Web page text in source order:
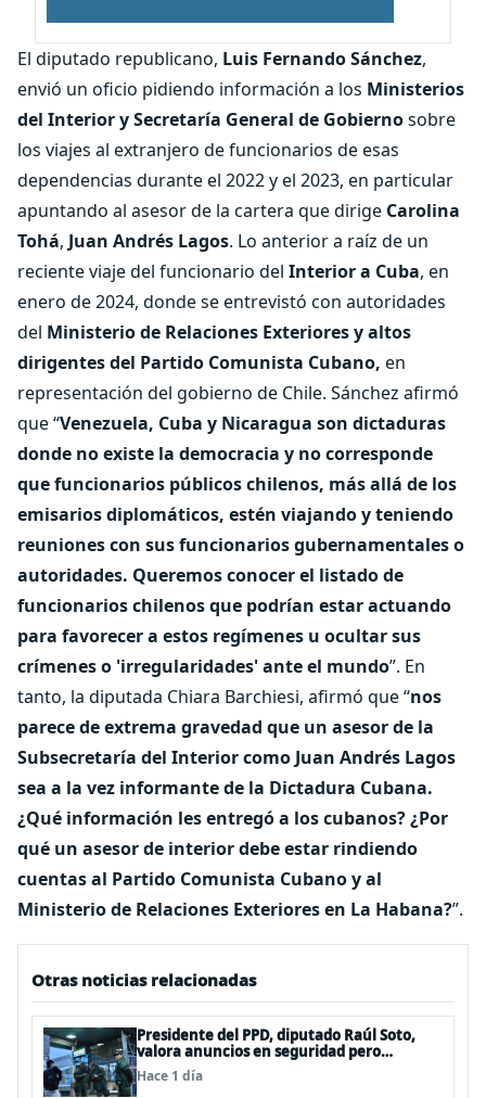
El diputado republicano, Luis Fernando Sánchez,
envió un oficio pidiendo información a los Ministerios
del Interior y Secretaría General de Gobiernosobre
los viajes al extranjero de funcionarios de esas
dependencias durante el 2022 y el 2023, en particular
apuntando al asesor de la cartera que dirige Carolina
Tohá, Juan Andrés Lagos. Lo anterior a raíz de un
reciente viaje del funcionario del Interior a Cuba, en
enero de 2024, donde se entrevistó con autoridades
del Ministerio de Relaciones Exteriores y altos
dirigentes del Partido Comunista Cubano, en
representación del gobierno de Chile. Sánchez afirmó
que “Venezuela, Cuba y Nicaragua son dictaduras
donde no existe la democracia y no corresponde
que funcionarios públicos chilenos, más allá de los
emisarios diplomáticos, estén viajando y teniendo
reuniones con sus funcionarios gubernamentales o
autoridades. Queremos conocer el listado de
funcionarios chilenos que podrían estar actuando
para favorecer a estos regímenes u ocultar sus
crímenes o 'irregularidades' ante el mundo”. En
tanto, la diputada Chiara Barchiesi, afirmó que “nos
parece de extrema gravedad que un asesor de la
Subsecretaría del Interior como Juan Andrés Lagos
sea a la vez informante de la Dictadura Cubana.
¿Qué información les entregó a los cubanos? ¿Por
qué un asesor de interior debe estar rindiendo
cuentas al Partido Comunista Cubano y al
Ministerio de Relaciones Exteriores en La Habana?”.
Otras noticias relacionadas
Presidente del PPD, diputado Raúl Soto,
valora anuncios en seguridad pero
advierte ausencia clave: alzamiento del
secreto bancario
Hace 1 día